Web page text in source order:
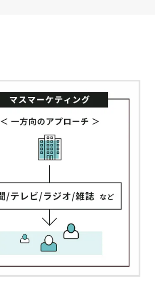
記事を探す
やクリックした画像を簡単にシェアできて便
SCROLL DOWN